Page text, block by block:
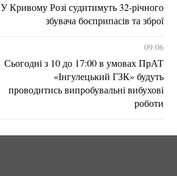
У Кривому Розі судитимуть 32-річного
збувача боєприпасів та зброї
09:06
Сьогодні з 10 до 17:00 в умовах ПрАТ
«Інгулецький ГЗК» будуть
проводитись випробувальні вибухові
роботи